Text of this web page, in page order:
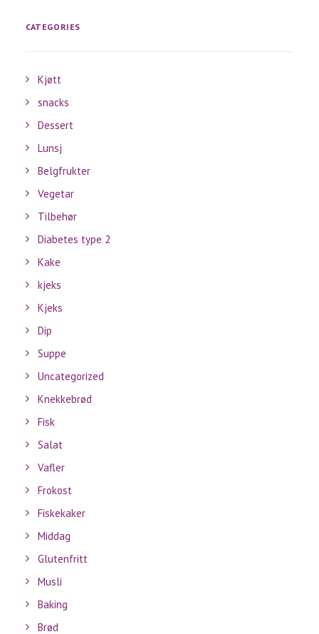
CATEGORIES
Kjøtt
snacks
Dessert
Lunsj
Belgfrukter
Vegetar
Tilbehør
Diabetes type 2
Kake
kjeks
Kjeks
Dip
Suppe
Uncategorized
Knekkebrød
Fisk
Salat
Vafler
Frokost
Fiskekaker
Middag
Glutenfritt
Musli
Baking
Brød